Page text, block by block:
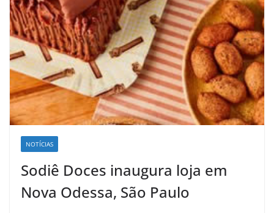
NOTÍCIAS
Sodiê Doces inaugura loja em
Nova Odessa, São Paulo